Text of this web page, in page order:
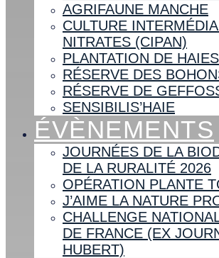
AGRIFAUNE MANCHE
CULTURE
NITRATES (CIPAN)
PLANTATION DE HAIES
RÉSERVE DES
RÉSERVE DE
SENSIBILIS’HAIE
ÉVÈNEMENTS
JOURNÉES DE LA
DE LA RURALITÉ 2026
OPÉRATION PLANTE
J’AIME LA NATURE
CHALLENGE
DE FRANCE (EX
HUBERT)